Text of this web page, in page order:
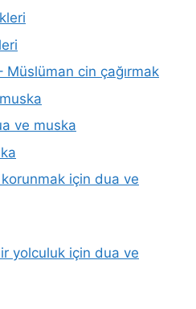
Müslüman cin çağırmak
ve muska
için dua ve
yolculuk için dua ve